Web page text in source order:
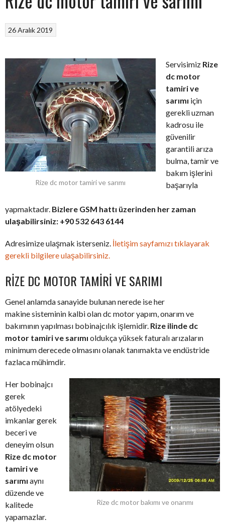
26 Aralık 2019
Rize dc motor tamiri ve sarımı
Servisimiz Rize
dc motor
tamiri ve
sarımı için
gerekli uzman
kadrosu ile
güvenilir
garantili arıza
bulma, tamir ve
bakım işlerini
başarıyla
yapmaktadır. Bizlere GSM hattı üzerinden her zaman
ulaşabilirsiniz: +90 532 643 6144
Adresimize ulaşmak isterseniz. İletişim sayfamızı tıklayarak
gerekli bilgilere ulaşabilirsiniz.
RIZE DC MOTOR TAMIRI VE SARIMI
Genel anlamda sanayide bulunan nerede ise her
makine sisteminin kalbi olan dc motor yapım, onarım ve
bakımının yapılması bobinajcılık işlemidir. Rize ilinde dc
motor tamiri ve sarımı oldukça yüksek faturalı arızaların
minimum derecede olmasını olanak tanımakta ve endüstride
fazlaca mühimdir.
Rize dc motor bakımı ve onarımı
Her bobinajcı
gerek
atölyedeki
imkanlar gerek
beceri ve
deneyim olsun
Rize dc motor
tamiri ve
sarımı aynı
düzende ve
kalitede
yapamazlar.